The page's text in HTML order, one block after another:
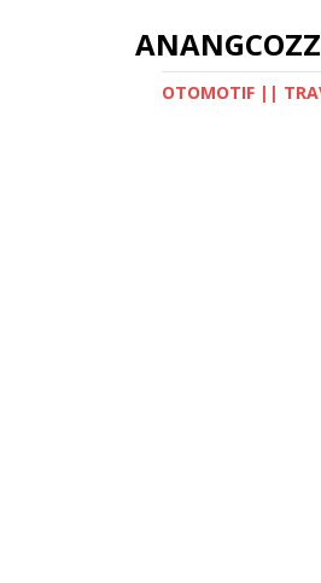
OTOMOTIF ||